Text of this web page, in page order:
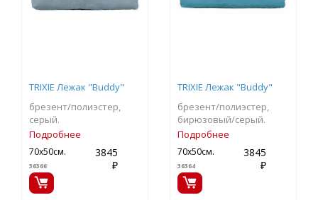
TRIXIE Лежак "Buddy"
брезент/полиэстер,
серый.
Подробнее
70х50см.
36366
3845
₽
TRIXIE Лежак "Buddy"
брезент/полиэстер,
бирюзовый/серый.
Подробнее
70х50см.
36364
3845
₽